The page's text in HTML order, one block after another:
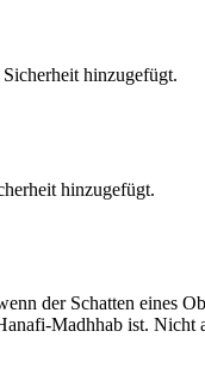
hinzugefügt.
hinzugefügt.
der Schatten eines
Madhhab ist.